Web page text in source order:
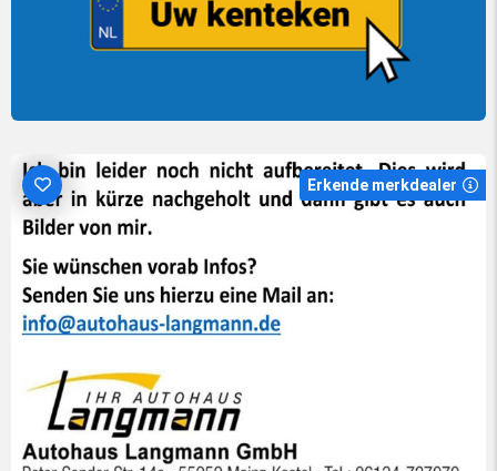
Erkende merkdealer